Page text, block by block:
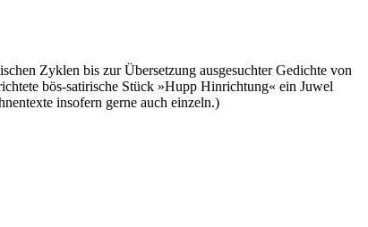
Zyklen bis zur Übersetzung ausgesuchter Gedichte von
bös-satirische Stück »Hupp Hinrichtung« ein Juwel
insofern gerne auch einzeln.)